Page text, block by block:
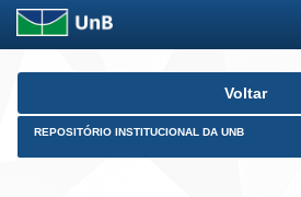
Skip
Voltar
REPOSITÓRIO INSTITUCIONAL DA UNB